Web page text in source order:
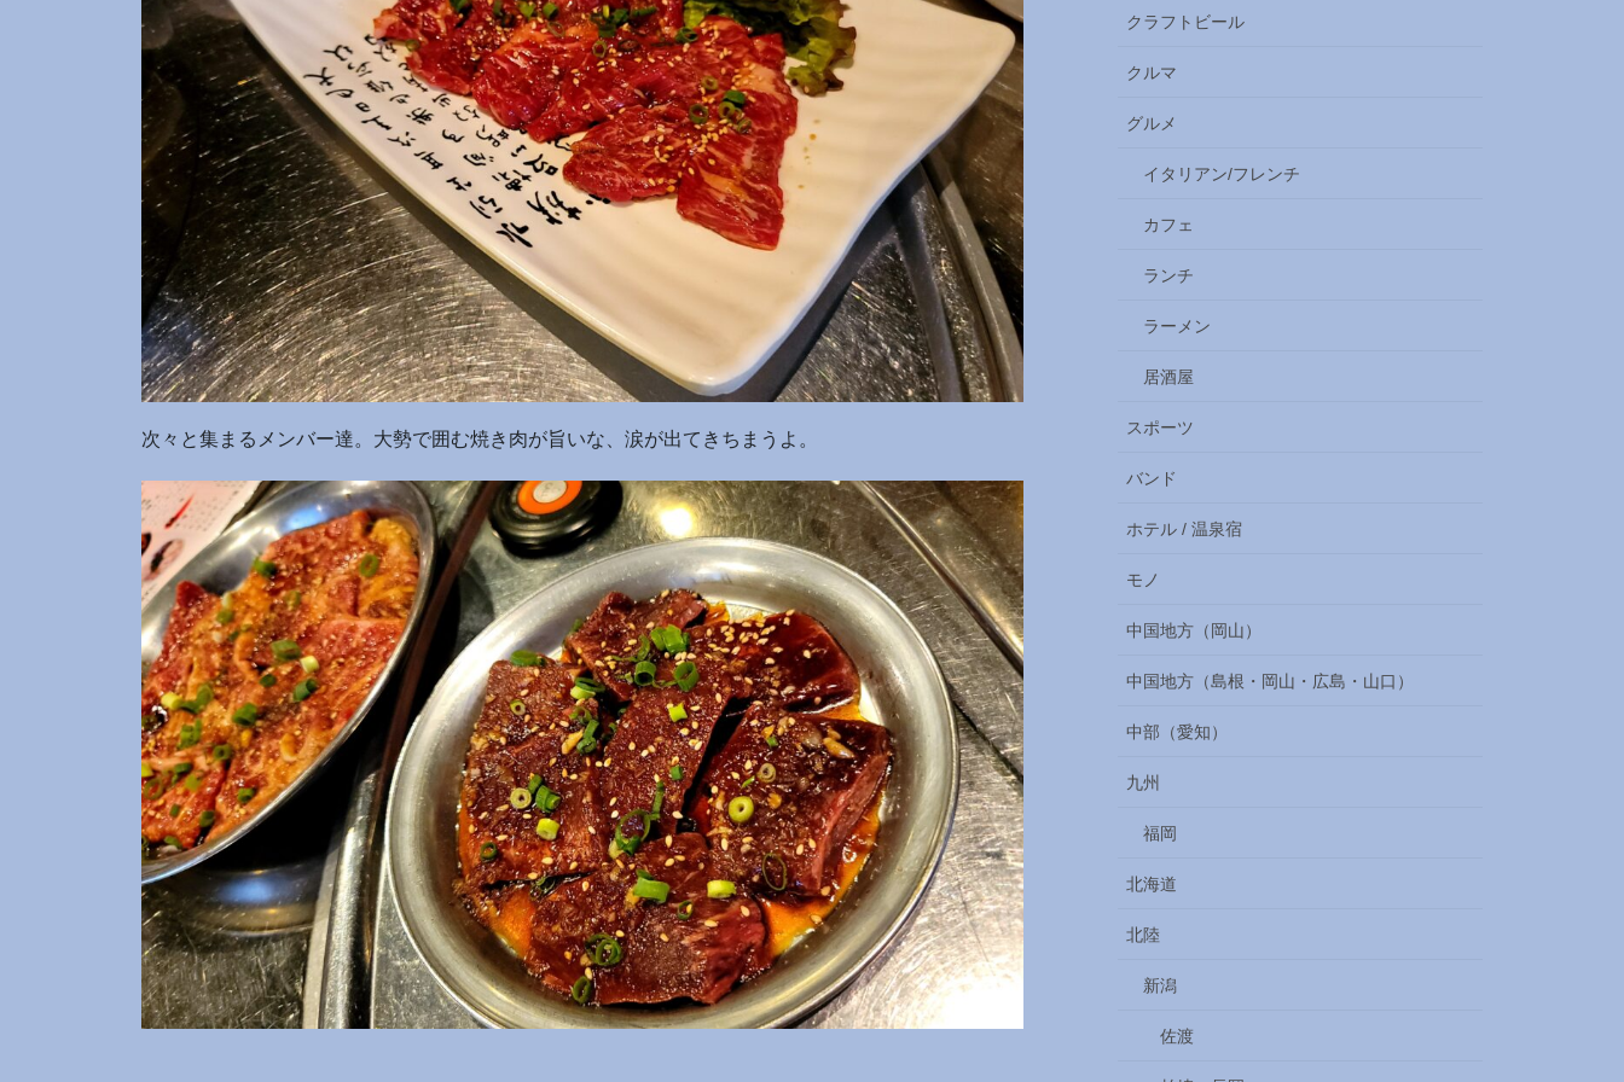
次々と集まるメンバー達。大勢で囲む焼き肉が旨いな、涙が出てきちまうよ。
クラフトビール
クルマ
グルメ
イタリアン/フレンチ
カフェ
ランチ
ラーメン
居酒屋
スポーツ
バンド
ホテル / 温泉宿
モノ
中国地方（岡山）
中国地方（島根・岡山・広島・山口）
中部（愛知）
九州
福岡
北海道
北陸
新潟
佐渡